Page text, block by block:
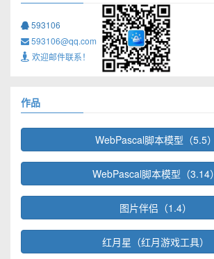
593106
593106@qq.com
欢迎邮件联系！
作品
WebPascal脚本模型（5.5）
WebPascal脚本模型（3.14）
图片伴侣（1.4）
红月星（红月游戏工具）